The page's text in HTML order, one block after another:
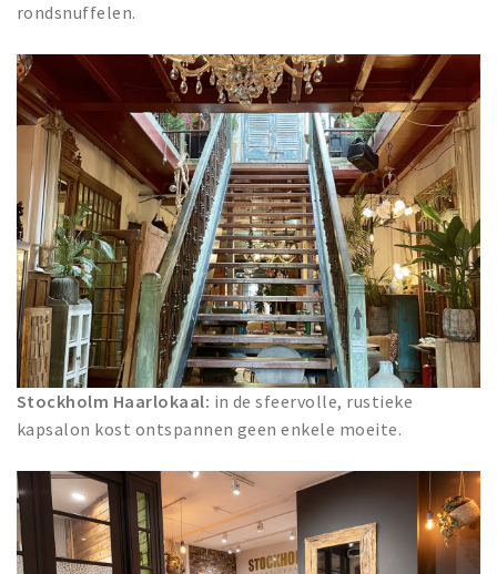
rondsnuffelen.
Stockholm Haarlokaal: in de sfeervolle, rustieke
kapsalon kost ontspannen geen enkele moeite.